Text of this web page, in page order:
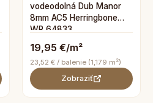
vodeodolná Dub Manor
8mm AC5 Herringbone
WR 64833
19,95 €/m²
23,52 € / balenie (1,179 m²)
Zobraziť